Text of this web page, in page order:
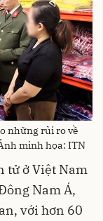
những rủi ro về
minh họa: ITN
tử ở Việt Nam
Nam Á,
với hơn 60